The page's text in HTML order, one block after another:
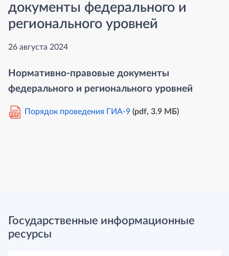
документы федерального и
регионального уровней
26 августа 2024
Нормативно-правовые документы
федерального и регионального уровней
PDF Порядок проведения ГИА-9 (pdf, 3.9 MБ)
Государственные информационные
ресурсы